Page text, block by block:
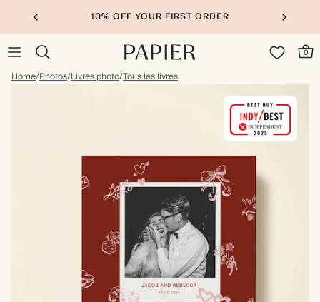
10% OFF YOUR FIRST ORDER
0
Home/Photos/Livres photo/Tous les livres